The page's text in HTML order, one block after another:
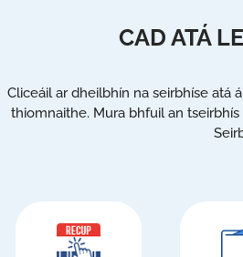
CAD ATÁ
Cliceáil ar dheilbhín na seirbhíse atá
thiomnaithe. Mura bhfuil an